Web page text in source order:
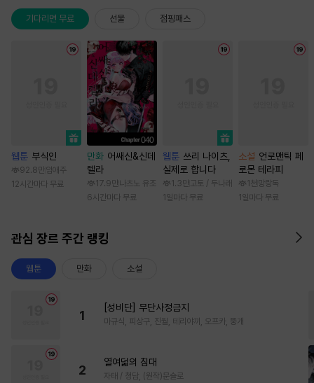
기다리면 무료 선물 점핑패스
웹툰 부식인
92.8만 임애주
12시간마다 무료
만화 어쌔신&신데
렐라
17.9만 나츠노 유조
6시간마다 무료
웹툰 쓰리 나이츠,
실제로 합니다
1.3만 고토 / 두나래
1일마다 무료
소설 언로맨틱 페
로몬 테라피
1천 망랑독
1일마다 무료
관심 장르 주간 랭킹
웹툰 만화 소설
1
[성비단] 무단사정금지
마규식, 피상구, 진월, 테리야끼, 오프카, 뚱개
2
열여덟의 침대
자태 / 청담, (원작)문슬로